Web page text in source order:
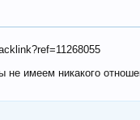
не имеем никакого